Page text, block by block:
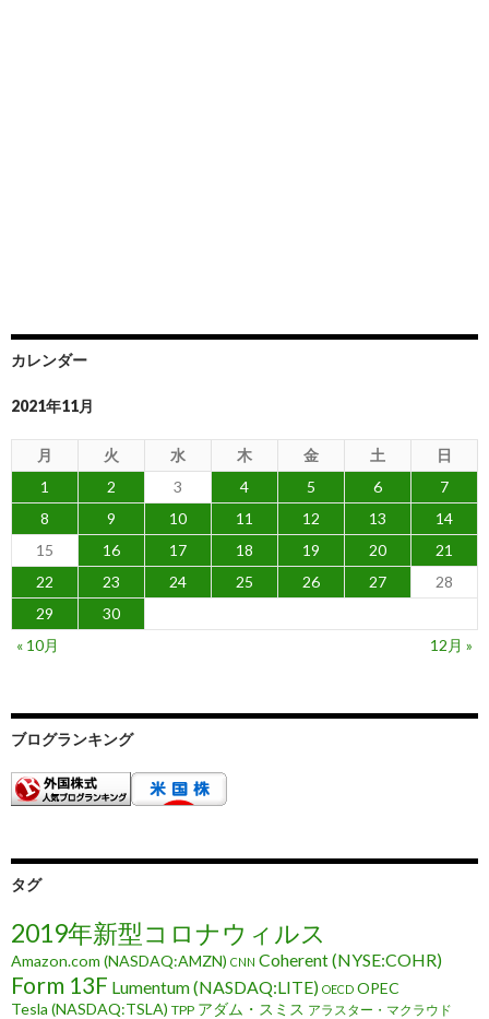
カレンダー
2021年11月
月 火 水 木 金 土
日
1
2 3 4 5 6
7
8
9 10 11 12 13
14
15
16 17 18 19 20
21
22
23 24 25 26 27
28
29
30
« 10月
12月 »
ブログランキング
タグ
2019年新型コロナウィルス
Amazon.com (NASDAQ:AMZN) CNN Coherent (NYSE:COHR)
Form 13F Lumentum (NASDAQ:LITE) OECD OPEC
Tesla (NASDAQ:TSLA) TPP アダム・スミス アラスター・マクラウド